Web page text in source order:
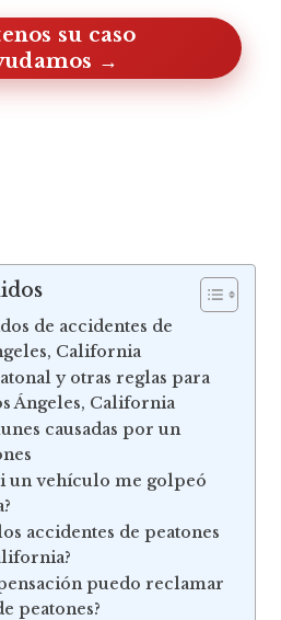
caso, le ayudamos
de accidentes de
California
y otras reglas para
Ángeles, California
causadas por un
un vehículo me golpeó
accidentes de peatones
puedo reclamar
peatones?